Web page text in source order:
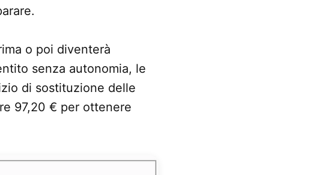
o poi diventerà
senza autonomia, le
di sostituzione delle
97,20 € per ottenere